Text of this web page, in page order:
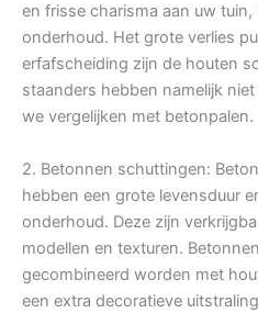
en frisse charisma aan uw
onderhoud. Het grote verlies
erfafscheiding zijn de houten
staanders hebben namelijk
we vergelijken met betonpalen.
2. Betonnen schuttingen:
hebben een grote levensduur
onderhoud. Deze zijn
modellen en texturen.
gecombineerd worden met
een extra decoratieve